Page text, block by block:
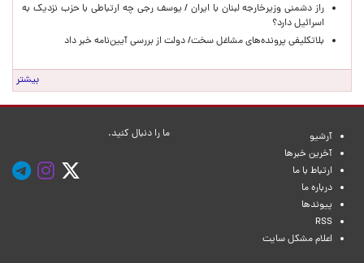
راز دشمنی وزیرخارجه لبنان با ایران / یوسف رجی چه ارتباطی با حزب نزدیک به
اسرائیل دارد؟
بلاتکلیفی پرونده‌های مشاغل سخت/ دولت از بررسی آیین‌نامه خبر داد
بیشتر
آرشیو
آخرین خبرها
ارتباط با ما
درباره ما
پیوندها
RSS
اعلام مشکل سایت
ما را دنبال کنید.